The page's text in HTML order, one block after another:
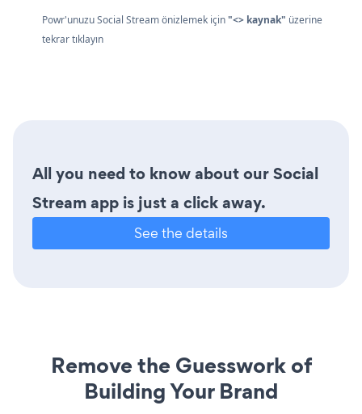
Powr'unuzu Social Stream önizlemek için"<> kaynak" üzerine
tekrar tıklayın
All you need to know about our Social
Stream app is just a click away.
See the details
Remove the Guesswork of
Building Your Brand